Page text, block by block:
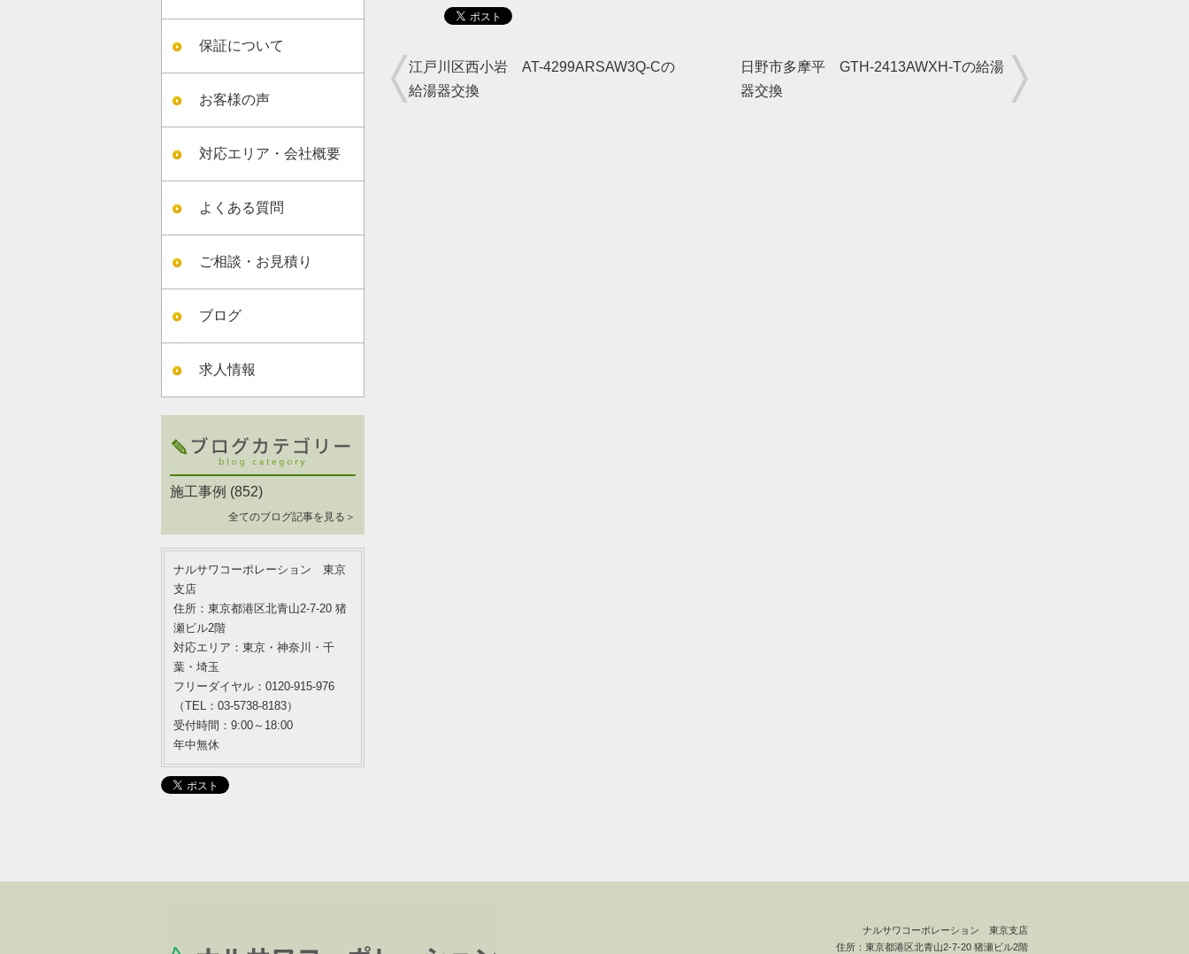
保証について
お客様の声
対応エリア・会社概要
よくある質問
ご相談・お見積り
ブログ
求人情報
施工事例 (852)
全てのブログ記事を見る＞
ナルサワコーポレーション 東京
支店
住所：東京都港区北青山2-7-20 猪
瀬ビル2階
対応エリア：東京・神奈川・千
葉・埼玉
フリーダイヤル：0120-915-976
（TEL：03-5738-8183）
受付時間：9:00～18:00
年中無休
江戸川区西小岩 AT-4299ARSAW3Q-Cの
給湯器交換
日野市多摩平 GTH-2413AWXH-Tの給湯
器交換
ナルサワコーポレーション 東京支店
住所：東京都港区北青山2-7-20 猪瀬ビル2階